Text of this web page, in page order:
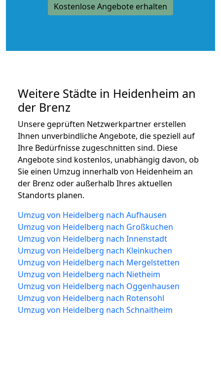
Kostenlose Angebote erhalten
Weitere Städte in Heidenheim an
der Brenz
Unsere geprüften Netzwerkpartner erstellen
Ihnen unverbindliche Angebote, die speziell auf
Ihre Bedürfnisse zugeschnitten sind. Diese
Angebote sind kostenlos, unabhängig davon, ob
Sie einen Umzug innerhalb von Heidenheim an
der Brenz oder außerhalb Ihres aktuellen
Standorts planen.
Umzug von Heidelberg nach Aufhausen
Umzug von Heidelberg nach Großkuchen
Umzug von Heidelberg nach Innenstadt
Umzug von Heidelberg nach Kleinkuchen
Umzug von Heidelberg nach Mergelstetten
Umzug von Heidelberg nach Nietheim
Umzug von Heidelberg nach Oggenhausen
Umzug von Heidelberg nach Rotensohl
Umzug von Heidelberg nach Schnaitheim